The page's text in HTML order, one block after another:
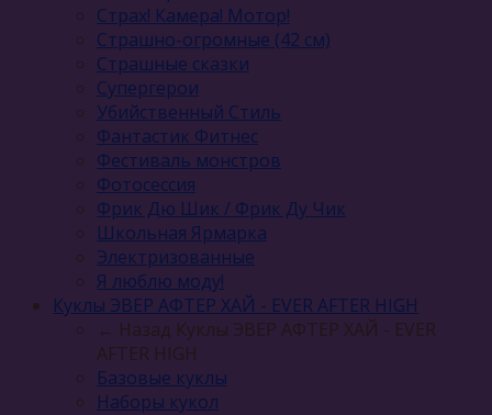
Страх! Камера! Мотор!
Страшно-огромные (42 см)
Страшные сказки
Супергерои
Убийственный Стиль
Фантастик Фитнес
Фестиваль монстров
Фотосессия
Фрик Дю Шик / Фрик Ду Чик
Школьная Ярмарка
Электризованные
Я люблю моду!
Куклы ЭВЕР АФТЕР ХАЙ - EVER AFTER HIGH
← Назад Куклы ЭВЕР АФТЕР ХАЙ - EVER
AFTER HIGH
Базовые куклы
Наборы кукол